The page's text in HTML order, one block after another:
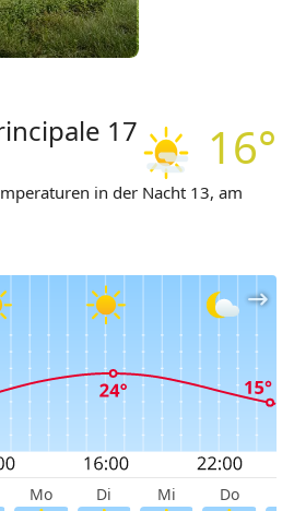
16°
17
in der Nacht 13, am
Mo Di Mi Do